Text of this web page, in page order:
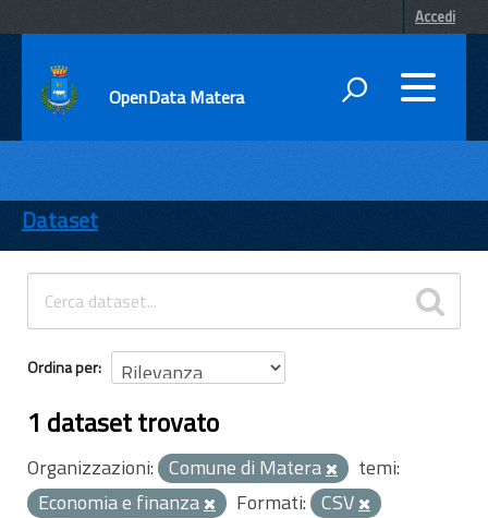
Accedi
OpenData Matera
ENTI
TEMI
INFORMAZIONI
Dataset
Ordina per
1 dataset trovato
Organizzazioni: Comune di Matera
temi:
Economia e finanza
Formati: CSV